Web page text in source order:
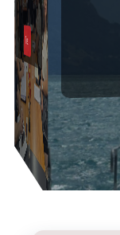
Повеќе